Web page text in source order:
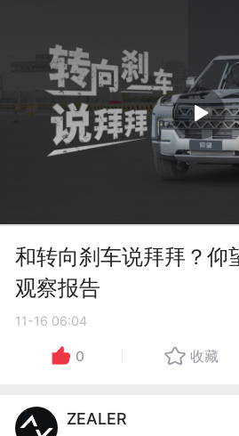
和转向刹车说拜拜？仰
观察报告
11-16 06:04
0 收藏
ZEALER